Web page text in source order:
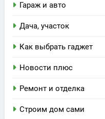
Гараж и авто
Дача, участок
Как выбрать гаджет
Новости плюс
Ремонт и отделка
Строим дом сами